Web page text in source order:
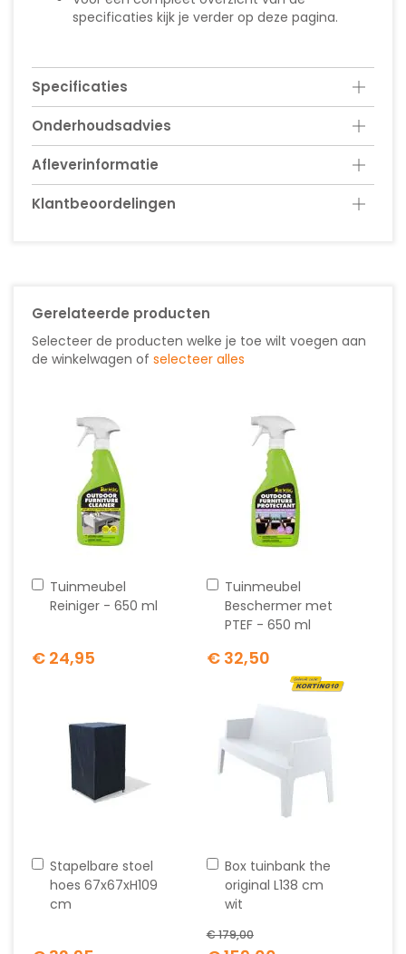
specificaties kijk je verder op deze pagina.
Specificaties
Onderhoudsadvies
Afleverinformatie
Klantbeoordelingen
Gerelateerde producten
Selecteer de producten welke je toe wilt voegen aan
de winkelwagen of selecteer alles
Tuinmeubel
Reiniger - 650 ml
€ 24,95
In
winkelwagen
Tuinmeubel
Beschermer met
PTEF - 650 ml
€ 32,50
In
winkelwagen
Stapelbare stoel
hoes 67x67xH109
cm
In
winkelwagen
Box tuinbank the
original L138 cm
wit
Special
€ 179,00
In
winkelwagen